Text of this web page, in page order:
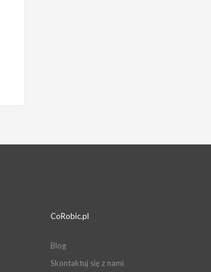
CoRobic.pl
Blog
Skontaktuj się z nami